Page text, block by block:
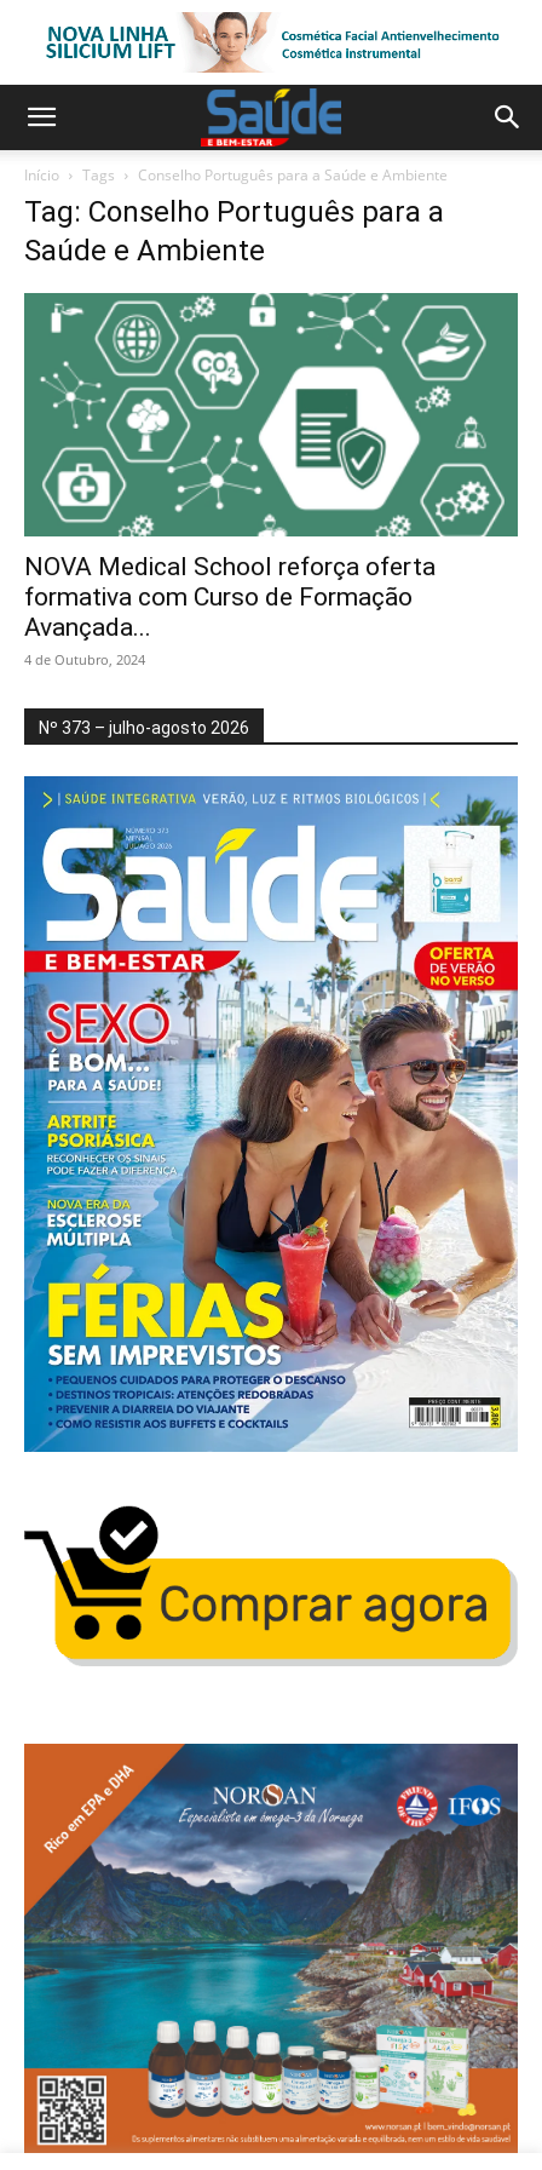
Início Tags Conselho Português para a Saúde e Ambiente
Tag: Conselho Português para a
Saúde e Ambiente
NOVA Medical School reforça oferta
formativa com Curso de Formação
Avançada...
4 de Outubro, 2024
Nº 373 – julho-agosto 2026